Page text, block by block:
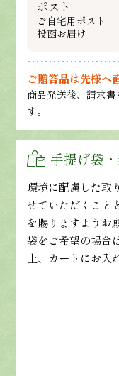
ポスト
ご自宅用ポスト
投函お届け
ご贈答品は先様へ
商品発送後、請求
す。
手提げ袋
環境に配慮した取
せていただくこと
を賜りますようお
袋をご希望の場合
上、カートにお入